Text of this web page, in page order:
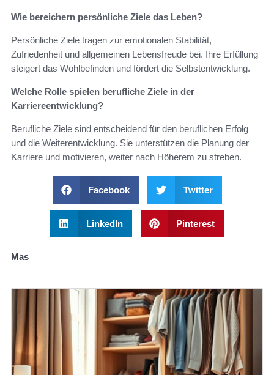
Wie bereichern persönliche Ziele das Leben?
Persönliche Ziele tragen zur emotionalen Stabilität,
Zufriedenheit und allgemeinen Lebensfreude bei. Ihre Erfüllung
steigert das Wohlbefinden und fördert die Selbstentwicklung.
Welche Rolle spielen berufliche Ziele in der
Karriereentwicklung?
Berufliche Ziele sind entscheidend für den beruflichen Erfolg
und die Weiterentwicklung. Sie unterstützen die Planung der
Karriere und motivieren, weiter nach Höherem zu streben.
Facebook Twitter
LinkedIn Pinterest
Mas